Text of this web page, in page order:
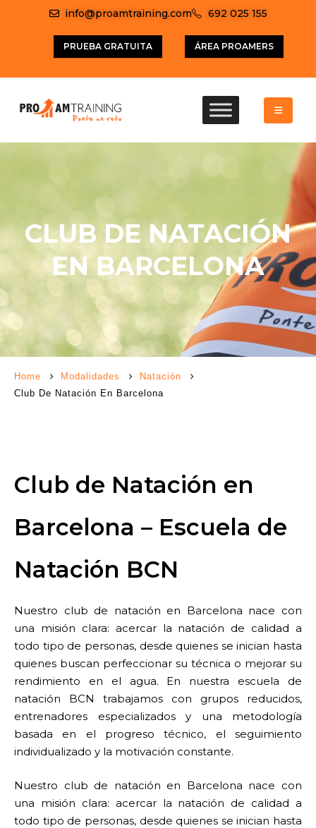
info@proamtraining.com 692 025 155
PRUEBA GRATUITA ÁREA PROAMERS
CLUB DE NATACIÓN
EN BARCELONA
Home Modalidades
Natación
Club De Natación En Barcelona
Club de Natación en
Barcelona – Escuela de
Natación BCN
Nuestro club de natación en Barcelona nace con
una misión clara: acercar la natación de calidad a
todo tipo de personas, desde quienes se inician hasta
quienes buscan perfeccionar su técnica o mejorar su
rendimiento en el agua. En nuestra escuela de
natación BCN trabajamos con grupos reducidos,
entrenadores especializados y una metodología
basada en el progreso técnico, el seguimiento
individualizado y la motivación constante.
Nuestro club de natación en Barcelona nace con
una misión clara: acercar la natación de calidad a
todo tipo de personas, desde quienes se inician hasta